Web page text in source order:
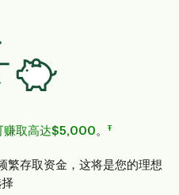
赚取高达$5,000。 Ŧ
繁存取资金，这将是您的理想